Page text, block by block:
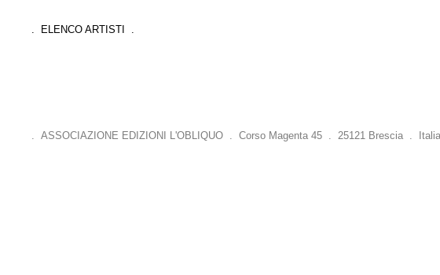
. ELENCO ARTISTI .
. ASSOCIAZIONE EDIZIONI L'OBLIQUO . Corso Magenta 45 . 25121 Brescia .